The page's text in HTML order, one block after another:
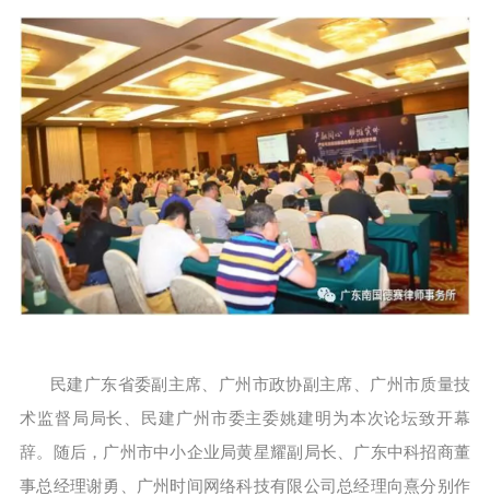
民建广东省委副主席、广州市政协副主席、广州市质量技
术监督局局长、民建广州市委主委姚建明为本次论坛致开幕
辞。随后，广州市中小企业局黄星耀副局长、广东中科招商董
事总经理谢勇、广州时间网络科技有限公司总经理向熹分别作